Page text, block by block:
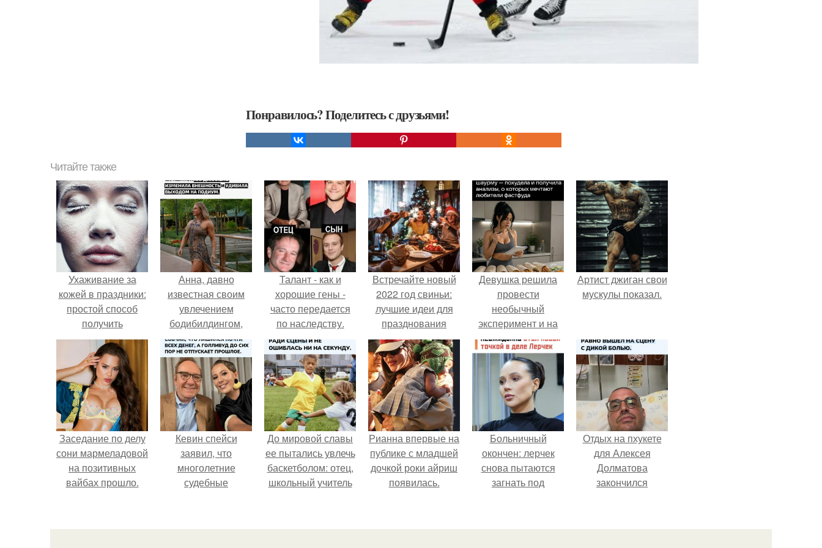
Понравилось? Поделитесь с друзьями!
Читайте также
Ухаживание за
кожей в праздники:
простой способ
получить
блестящий
внешний вид
Анна, давно
известная своим
увлечением
бодибилдингом,
впервые
попробовала себя
в роли модели.
Талант - как и
хорошие гены -
часто передается
по наследству.
Встречайте новый
2022 год свиньи:
лучшие идеи для
празднования
Девушка решила
провести
необычный
эксперимент и на
протяжении 30
дней питалась
одной шаурмой.
Артист джиган свои
мускулы показал.
Заседание по делу
сони мармеладовой
на позитивных
вайбах прошло.
Кевин спейси
заявил, что
многолетние
судебные
уничтожили его
До мировой славы
ее пытались увлечь
баскетболом: отец,
школьный учитель
игры, записал дочь
Рианна впервые на
публике с младшей
дочкой роки айриш
появилась.
Больничный
окончен: лерчек
снова пытаются
загнать под
Отдых на пхукете
для Алексея
Долматова
закончился
падения в бассейн.